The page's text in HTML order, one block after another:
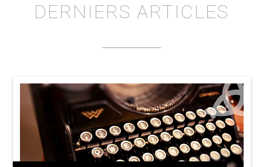
DERNIERS ARTICLES